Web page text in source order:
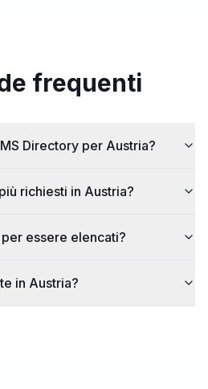
frequenti
Directory per Austria?
richiesti in Austria?
essere elencati?
in Austria?